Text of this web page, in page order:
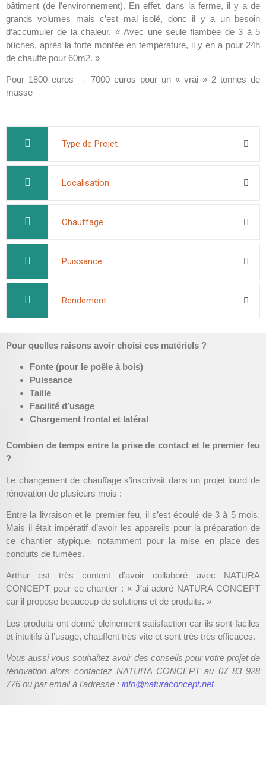
bâtiment (de l’environnement). En effet, dans la ferme, il y a de
grands volumes mais c’est mal isolé, donc il y a un besoin
d’accumuler de la chaleur. « Avec une seule flambée de 3 à 5
bûches, après la forte montée en température, il y en a pour 24h
de chauffe pour 60m2. »
Pour 1800 euros → 7000 euros pour un « vrai » 2 tonnes de
masse
Type de Projet
Localisation
Chauffage
Puissance
Rendement
Pour quelles raisons avoir choisi ces matériels ?
Fonte (pour le poêle à bois)
Puissance
Taille
Facilité d’usage
Chargement frontal et latéral
Combien de temps entre la prise de contact et le premier feu
?
Le changement de chauffage s’inscrivait dans un projet lourd de
rénovation de plusieurs mois :
Entre la livraison et le premier feu, il s’est écoulé de 3 à 5 mois.
Mais il était impératif d’avoir les appareils pour la préparation de
ce chantier atypique, notamment pour la mise en place des
conduits de fumées.
Arthur est très content d’avoir collaboré avec NATURA
CONCEPT pour ce chantier : « J’ai adoré NATURA CONCEPT
car il propose beaucoup de solutions et de produits. »
Les produits ont donné pleinement satisfaction car ils sont faciles
et intuitifs à l’usage, chauffent très vite et sont très très efficaces.
Vous aussi vous souhaitez avoir des conseils pour votre projet de
rénovation alors contactez NATURA CONCEPT au 07 83 928
776 ou par email à l’adresse : info@naturaconcept.net